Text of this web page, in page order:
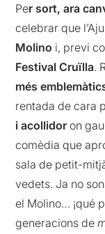
Per sort, ara
celebrar que
Molino i, previ
Festival Cruïlla.
més
rentada de cara
i acollidor on
comèdia que
sala de petit-
vedets. Ja no
el Molino… ¡qué
generacions de